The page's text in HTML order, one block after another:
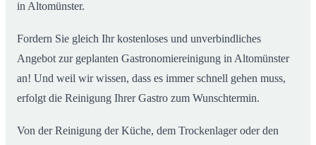
in Altomünster.
Fordern Sie gleich Ihr kostenloses und unverbindliches
Angebot zur geplanten Gastronomiereinigung in Altomünster
an! Und weil wir wissen, dass es immer schnell gehen muss,
erfolgt die Reinigung Ihrer Gastro zum Wunschtermin.
Von der Reinigung der Küche, dem Trockenlager oder den